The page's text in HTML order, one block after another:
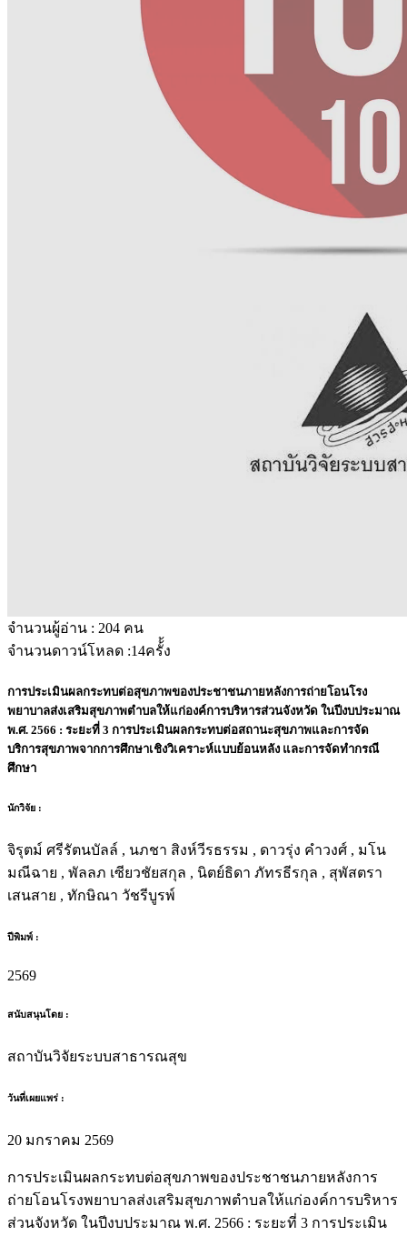
จำนวนผู้อ่าน : 204 คน
จำนวนดาวน์โหลด :14ครั้้ง
การประเมินผลกระทบต่อสุขภาพของประชาชนภายหลังการถ่ายโอนโรง
พยาบาลส่งเสริมสุขภาพตำบลให้แก่องค์การบริหารส่วนจังหวัด ในปีงบประมาณ
พ.ศ. 2566 : ระยะที่ 3 การประเมินผลกระทบต่อสถานะสุขภาพและการจัด
บริการสุขภาพจากการศึกษาเชิงวิเคราะห์แบบย้อนหลัง และการจัดทำกรณี
ศึกษา
นักวิจัย :
จิรุตม์ ศรีรัตนบัลล์ , นภชา สิงห์วีรธรรม , ดาวรุ่ง คำวงศ์ , มโน
มณีฉาย , พัลลภ เซียวชัยสกุล , นิตย์ธิดา ภัทรธีรกุล , สุพัสตรา
เสนสาย , ทักษิณา วัชรีบูรพ์
ปีพิมพ์ :
2569
สนับสนุนโดย :
สถาบันวิจัยระบบสาธารณสุข
วันที่เผยแพร่ :
20 มกราคม 2569
การประเมินผลกระทบต่อสุขภาพของประชาชนภายหลังการ
ถ่ายโอนโรงพยาบาลส่งเสริมสุขภาพตำบลให้แก่องค์การบริหาร
ส่วนจังหวัด ในปีงบประมาณ พ.ศ. 2566 : ระยะที่ 3 การประเมิน